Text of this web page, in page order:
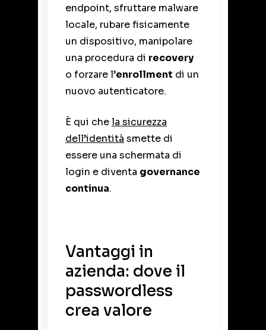
endpoint, sfruttare malware
locale, rubare fisicamente
un dispositivo, manipolare
una procedura di recovery
o forzare l’enrollment di un
nuovo autenticatore.
È qui chela sicurezza
dell’identità smette di
essere una schermata di
login e diventa governance
continua.
Vantaggi in
azienda: dove il
passwordless
crea valore